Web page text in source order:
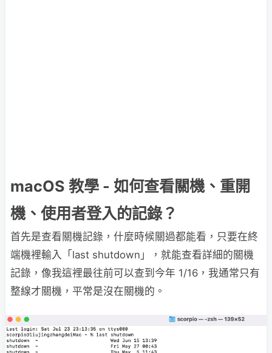
macOS 教學 - 如何查看關機、重開
機、使用者登入的記錄？
首先是查看關機記錄，什麼時候關過都能看，只要在終
端機裡輸入「last shutdown」，就能查看詳細的關機
記錄，像我這裡最往前可以查到今年 1/16，我通常只有
整線才關機，平常是沒在關機的。